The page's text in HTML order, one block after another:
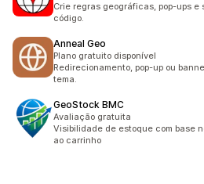
Crie regras geográficas, pop-ups e
código.
Anneal Geo
Plano gratuito disponível
Redirecionamento, pop-up ou
tema.
GeoStock BMC
Avaliação gratuita
Visibilidade de estoque com base
ao carrinho